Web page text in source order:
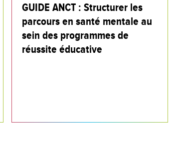
GUIDE ANCT : Structurer les
parcours en santé mentale au
sein des programmes de
réussite éducative